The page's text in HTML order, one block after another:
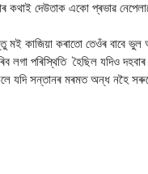
দেউতাক একো প্ৰভাৱ
কাজিয়া কৰাতো তেওঁৰ বাবে
লগা পৰিস্থিতি হৈছিল যদিও
যদি সন্তানৰ মৰমত অন্ধ নহৈ